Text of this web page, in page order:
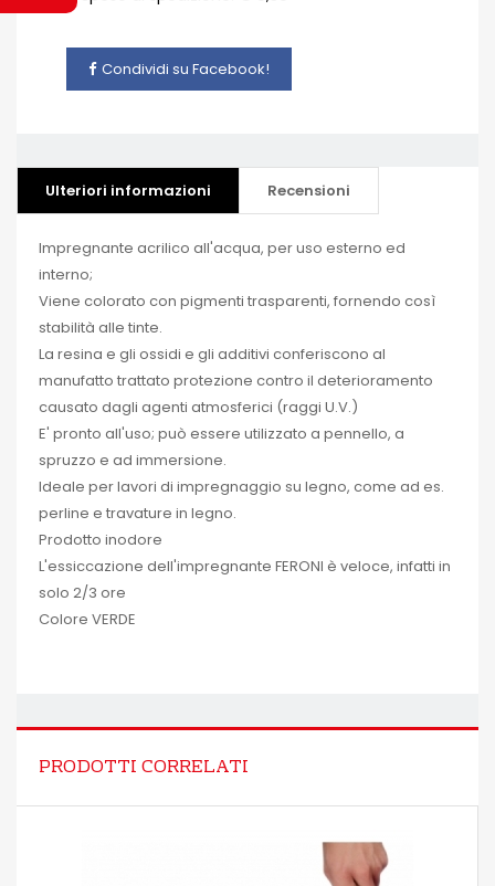
Condividi su Facebook!
Ulteriori informazioni Recensioni
Impregnante acrilico all'acqua, per uso esterno ed
interno;
Viene colorato con pigmenti trasparenti, fornendo così
stabilità alle tinte.
La resina e gli ossidi e gli additivi conferiscono al
manufatto trattato protezione contro il deterioramento
causato dagli agenti atmosferici (raggi U.V.)
E' pronto all'uso; può essere utilizzato a pennello, a
spruzzo e ad immersione.
Ideale per lavori di impregnaggio su legno, come ad es.
perline e travature in legno.
Prodotto inodore
L'essiccazione dell'impregnante FERONI è veloce, infatti in
solo 2/3 ore
Colore VERDE
PRODOTTI CORRELATI